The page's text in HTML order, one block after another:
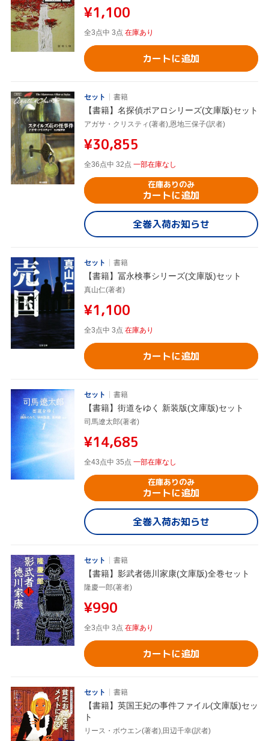
¥1,100
全3点中 3点 在庫あり
カートに追加
セット 書籍
【書籍】名探偵ポアロシリーズ(文庫版)セット
アガサ・クリスティ(著者),恩地三保子(訳者)
¥30,855
全36点中 32点 一部在庫なし
在庫ありのみ
カートに追加
全巻入荷お知らせ
セット 書籍
【書籍】冨永検事シリーズ(文庫版)セット
真山仁(著者)
¥1,100
全3点中 3点 在庫あり
カートに追加
セット 書籍
【書籍】街道をゆく 新装版(文庫版)セット
司馬遼太郎(著者)
¥14,685
全43点中 35点 一部在庫なし
在庫ありのみ
カートに追加
全巻入荷お知らせ
セット 書籍
【書籍】影武者徳川家康(文庫版)全巻セット
隆慶一郎(著者)
¥990
全3点中 3点 在庫あり
カートに追加
セット 書籍
【書籍】英国王妃の事件ファイル(文庫版)セッ
ト
リース・ボウエン(著者),田辺千幸(訳者)